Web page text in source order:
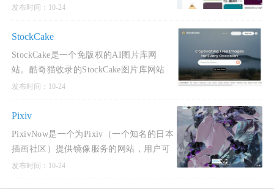
查看与免费高级会员 (热门排序) 搜索的站
容，符合社会主义核心
发布时间：10-24
StockCake
StockCake是一个免版权的AI图片库网
站。酷奇猫收录的StockCake图片库网站
内图片全部由AI生成，免版权可商用，无
StockCake图库网站无需注册，即可免
发布时间：10-24
Pixiv
PixivNow是一个为Pixiv（一个知名的日本
插画社区）提供镜像服务的网站，用户可
以在无需登录的情况下直接在国内网络上
发布时间：10-24